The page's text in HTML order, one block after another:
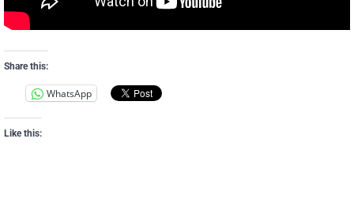
Share this:
WhatsApp
Like this: